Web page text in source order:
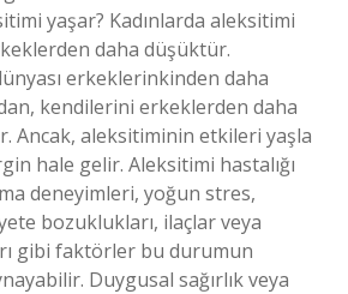
yaşar? Kadınlarda aleksitimi
daha düşüktür.
erkeklerinkinden daha
kendilerini erkeklerden daha
Ancak, aleksitiminin etkileri yaşla
hale gelir. Aleksitimi hastalığı
deneyimleri, yoğun stres,
bozuklukları, ilaçlar veya
gibi faktörler bu durumun
Duygusal sağırlık veya